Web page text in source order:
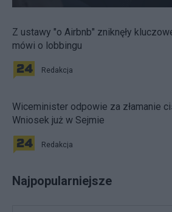
Z ustawy "o Airbnb" zniknęły
mówi o lobbingu
Redakcja
Wiceminister odpowie za złamanie
Wniosek już w Sejmie
Redakcja
Najpopularniejsze